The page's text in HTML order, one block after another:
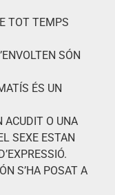
TOT TEMPS
SÓN
ÉS UN
ACUDIT O UNA
SEXE ESTAN
S’HA POSAT A